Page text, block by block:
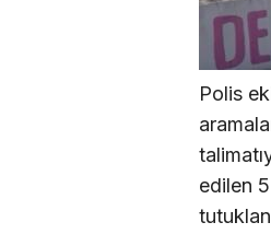
Polis
edilen